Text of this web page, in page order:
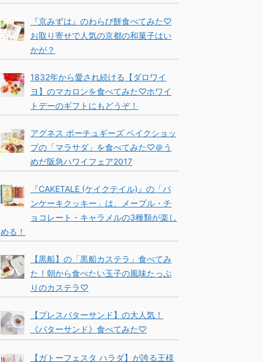
『京みずは』のわらび餅食べてみた♡
お取り寄せで人気の京都の和菓子はい
かが？
1832年から愛され続ける【ダロワイ
ヨ】のマカロンを食べてみた♡ホワイ
トデーのギフトにもどうぞ！
アグネス ポーチュギーズ ベイクショッ
プの「マラサダ」を食べてみた♡＠う
めだ阪急ハワイフェア2017
『CAKETALE (ケイクテイル)』の「パ
ンケーキクッキー」は、メープル・チ
ョコレート・キャラメルの3種類が楽し
める！
【黒船】の「黒船カステラ」食べてみ
た！朝から食べたい玉子の風味たっぷ
りのカステラ♡
【プレスバターサンド】の大人気！
《バターサンド》食べてみた♡
【ガトーフェスタ ハラダ】が誇る王様